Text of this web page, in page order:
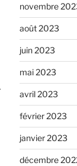
novembre
août 2023
juin 2023
mai 2023
avril 2023
février 2023
janvier 2023
décembre